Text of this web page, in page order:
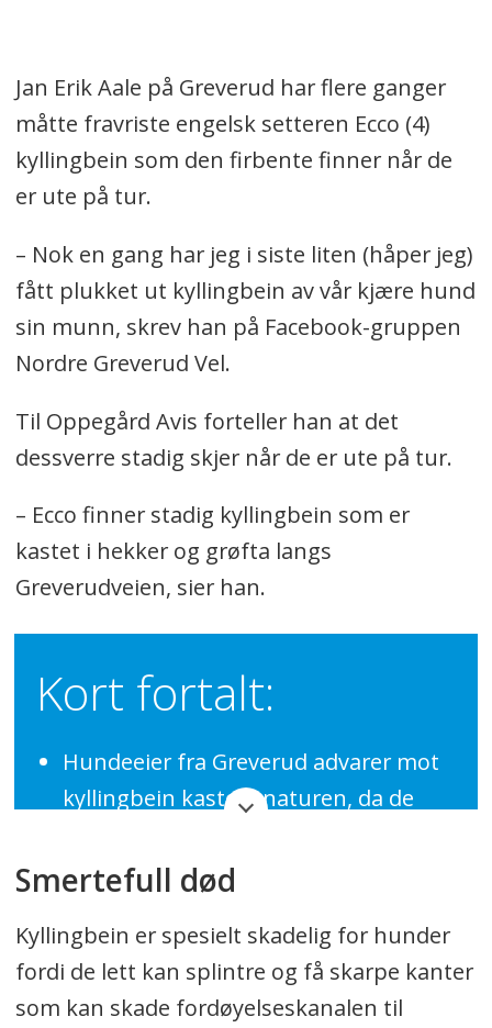
Jan Erik Aale på Greverud har flere ganger
måtte fravriste engelsk setteren Ecco (4)
kyllingbein som den firbente finner når de
er ute på tur.
– Nok en gang har jeg i siste liten (håper jeg)
fått plukket ut kyllingbein av vår kjære hund
sin munn, skrev han på Facebook-gruppen
Nordre Greverud Vel.
Til Oppegård Avis forteller han at det
dessverre stadig skjer når de er ute på tur.
– Ecco finner stadig kyllingbein som er
kastet i hekker og grøfta langs
Greverudveien, sier han.
Kort fortalt:
Hundeeier fra Greverud advarer mot
kyllingbein kastet i naturen, da de
Han oppfordrer folk til å slutte å
kaste matrester, og har kontaktet
lokale skoler for å informere om
farene.
Smertefull død
Kyllingbein er spesielt skadelig for hunder
fordi de lett kan splintre og få skarpe kanter
som kan skade fordøyelseskanalen til